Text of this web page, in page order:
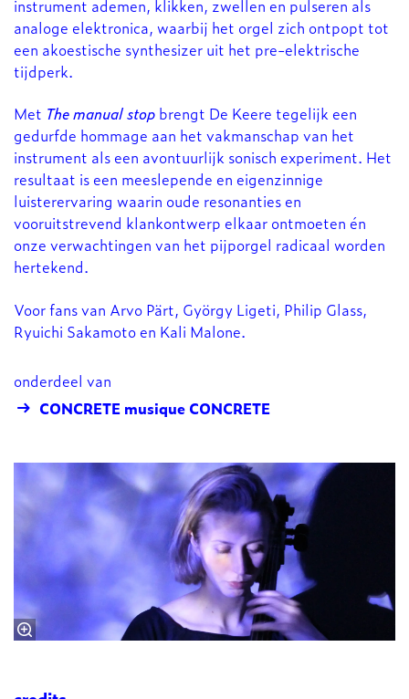
instrument ademen, klikken, zwellen en pulseren als
analoge elektronica, waarbij het orgel zich ontpopt tot
een akoestische synthesizer uit het pre-elektrische
tijdperk.
Met The manual stop brengt De Keere tegelijk een
gedurfde hommage aan het vakmanschap van het
instrument als een avontuurlijk sonisch experiment. Het
resultaat is een meeslepende en eigenzinnige
luisterervaring waarin oude resonanties en
vooruitstrevend klankontwerp elkaar ontmoeten én
onze verwachtingen van het pijporgel radicaal worden
hertekend.
Voor fans van Arvo Pärt, György Ligeti, Philip Glass,
Ryuichi Sakamoto en Kali Malone.
onderdeel van
CONCRETE musique CONCRETE